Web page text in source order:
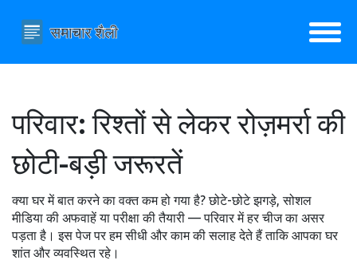
परिवार: रिश्तों से लेकर रोज़मर्रा की
छोटी-बड़ी जरूरतें
क्या घर में बात करने का वक्त कम हो गया है? छोटे-छोटे झगड़े, सोशल
मीडिया की अफवाहें या परीक्षा की तैयारी — परिवार में हर चीज का असर
पड़ता है। इस पेज पर हम सीधी और काम की सलाह देते हैं ताकि आपका घर
शांत और व्यवस्थित रहे।